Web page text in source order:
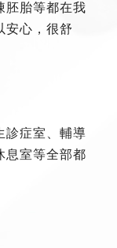
胚胎等都在我
安心，很舒
診症室、輔導
息室等全部都